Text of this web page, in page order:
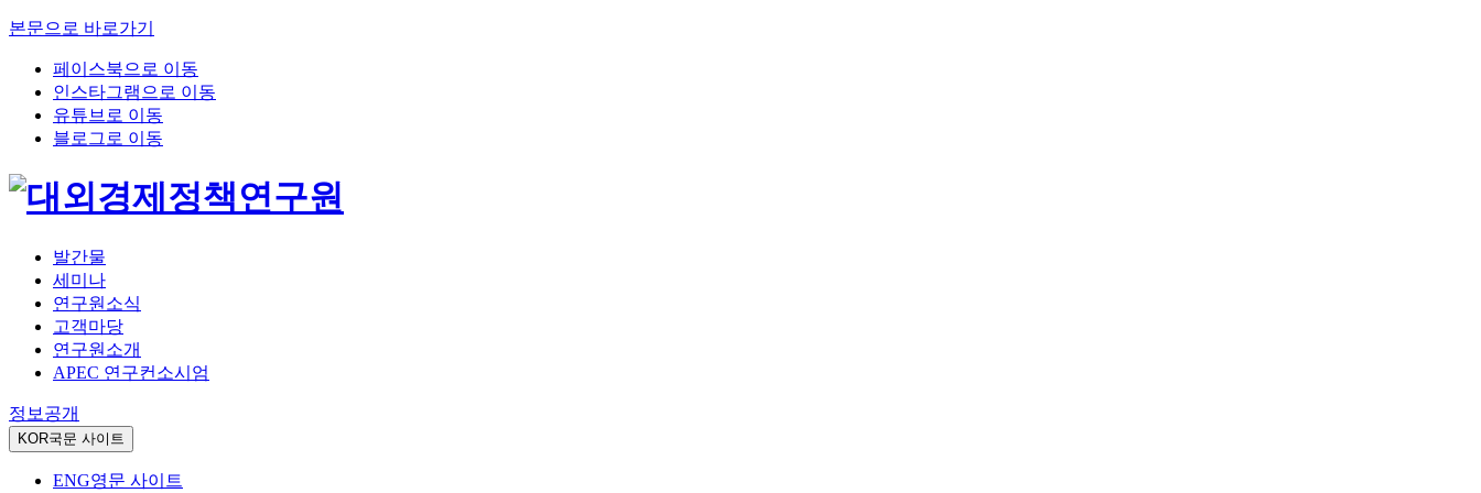
본문으로 바로가기
페이스북으로 이동
인스타그램으로 이동
유튜브로 이동
블로그로 이동
발간물
세미나
연구원소식
고객마당
연구원소개
APEC 연구컨소시엄
정보공개
KOR국문 사이트
ENG영문 사이트